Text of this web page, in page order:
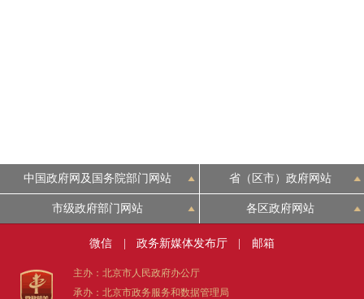
中国政府网及国务院部门网站 省（区市）政府网站
市级政府部门网站 各区政府网站
微信 政务新媒体发布厅 邮箱
主办：北京市人民政府办公厅
承办：北京市政务服务和数据管理局